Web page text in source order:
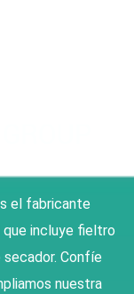
el fabricante
que incluye fieltro
Confíe
nuestra